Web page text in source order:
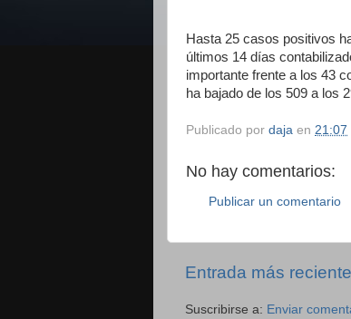
Hasta 25 casos positivos
últimos 14 días
importante frente a los 43
ha bajado de los 509 a los
Publicado por daja en 21:07
No hay comentarios:
Publicar un comentario
Entrada más reciente
Suscribirse a: Enviar